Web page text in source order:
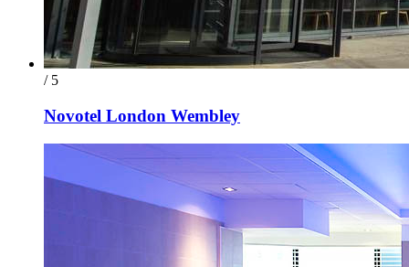
/ 5
Novotel London Wembley